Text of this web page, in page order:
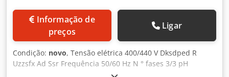
preços
Ligar
Condição: novo, Tensão elétrica 400/440 V Dksdped R
Uzzsfx Ad Ssr Frequência 50/60 Hz N ° fases 3/3 pH